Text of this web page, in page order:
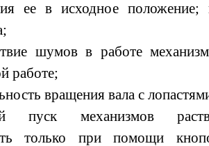
ее в исходное положение;
шумов в работе
работе;
вращения вала с
пуск механизмов
только при помощи